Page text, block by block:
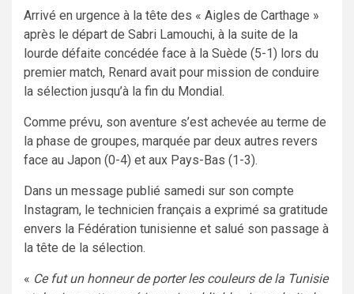
Arrivé en urgence à la tête des « Aigles de Carthage »
après le départ de Sabri Lamouchi, à la suite de la
lourde défaite concédée face à la Suède (5-1) lors du
premier match, Renard avait pour mission de conduire
la sélection jusqu’à la fin du Mondial.
Comme prévu, son aventure s’est achevée au terme de
la phase de groupes, marquée par deux autres revers
face au Japon (0-4) et aux Pays-Bas (1-3).
Dans un message publié samedi sur son compte
Instagram, le technicien français a exprimé sa gratitude
envers la Fédération tunisienne et salué son passage à
la tête de la sélection.
« Ce fut un honneur de porter les couleurs de la Tunisie